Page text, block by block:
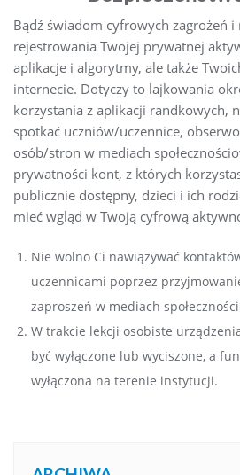
Bądź świadom cyfrowych zagrożeń
rejestrowania Twojej prywatnej
aplikacje i algorytmy, ale także
internecie. Dotyczy to lajkowania
korzystania z aplikacji randkowych,
spotkać uczniów/uczennice,
osób/stron w mediach
prywatności kont, z których
publicznie dostępny, dzieci i ich
mieć wgląd w Twoją cyfrową
Nie wolno Ci nawiązywać
uczennicami poprzez
zaproszeń w mediach
W trakcie lekcji osobiste
być wyłączone lub wyciszone, a
wyłączona na terenie instytucji.